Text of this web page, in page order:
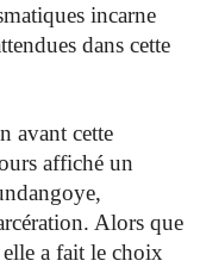
incarne
dans cette
avant cette
affiché un
Alors que
a fait le choix